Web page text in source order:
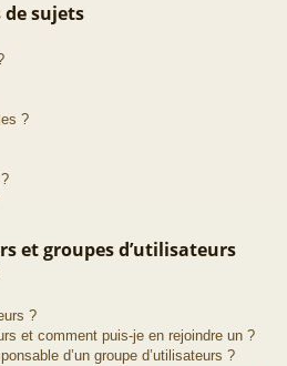
de sujets
?
et groupes d’utilisateurs
?
et comment puis-je en rejoindre un ?
d’un groupe d’utilisateurs ?